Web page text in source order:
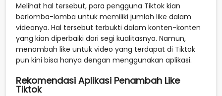
Melihat hal tersebut, para pengguna Tiktok kian
berlomba-lomba untuk memiliki jumlah like dalam
videonya. Hal tersebut terbukti dalam konten-konten
yang kian diperbaiki dari segi kualitasnya. Namun,
menambah like untuk video yang terdapat di Tiktok
pun kini bisa hanya dengan menggunakan aplikasi.
Rekomendasi Aplikasi Penambah Like
Tiktok